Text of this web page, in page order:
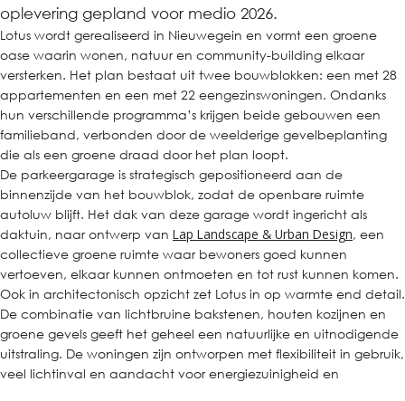
oplevering gepland voor medio 2026.
Lotus wordt gerealiseerd in Nieuwegein en vormt een groene
oase waarin wonen, natuur en community-building elkaar
versterken. Het plan bestaat uit twee bouwblokken: een met 28
appartementen en een met 22 eengezinswoningen. Ondanks
hun verschillende programma’s krijgen beide gebouwen een
familieband, verbonden door de weelderige gevelbeplanting
die als een groene draad door het plan loopt.
De parkeergarage is strategisch gepositioneerd aan de
binnenzijde van het bouwblok, zodat de openbare ruimte
autoluw blijft. Het dak van deze garage wordt ingericht als
daktuin, naar ontwerp van Lap Landscape & Urban Design, een
collectieve groene ruimte waar bewoners goed kunnen
vertoeven, elkaar kunnen ontmoeten en tot rust kunnen komen.
Ook in architectonisch opzicht zet Lotus in op warmte end detail.
De combinatie van lichtbruine bakstenen, houten kozijnen en
groene gevels geeft het geheel een natuurlijke en uitnodigende
uitstraling. De woningen zijn ontworpen met flexibiliteit in gebruik,
veel lichtinval en aandacht voor energiezuinigheid en